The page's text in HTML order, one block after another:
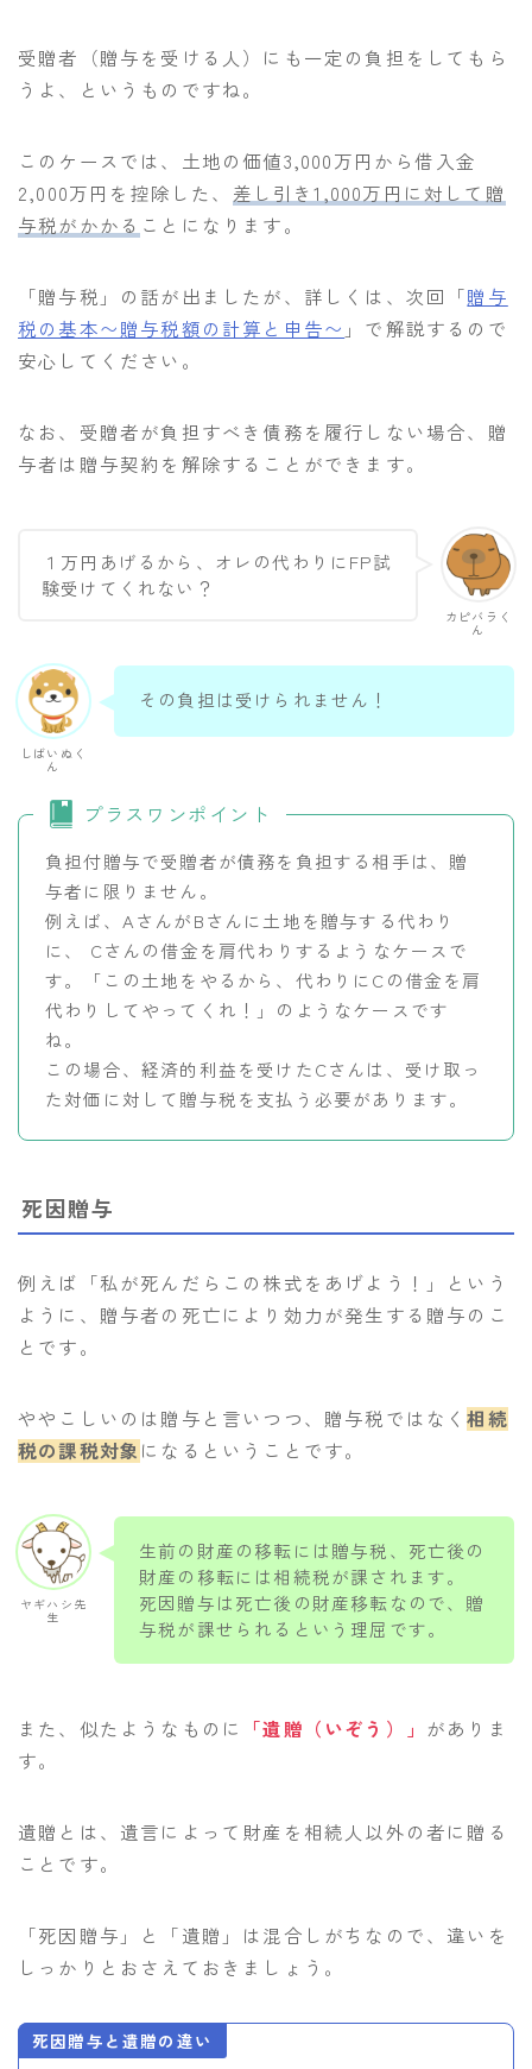
受贈者（贈与を受ける人）にも一定の負担をしてもら
うよ、というものですね。
このケースでは、土地の価値3,000万円から借入金
2,000万円を控除した、 差し引き1,000万円に対して贈
与税がかかる ことになります。
「贈与税」の話が出ましたが、詳しくは、次回「贈与
税の基本〜贈与税額の計算と申告〜 」で解説するので
安心してください。
なお、受贈者が負担すべき債務を履行しない場合、贈
与者は贈与契約を解除することができます。
カピバラく
ん
１万円あげるから、オレの代わりにFP試
験受けてくれない？
しばいぬく
ん
その負担は受けられません！
プラスワンポイント
負担付贈与で受贈者が債務を負担する相手は、贈
与者に限りません。
例えば、AさんがBさんに土地を贈与する代わり
に、 Cさんの借金を肩代わりするようなケースで
す。「この土地をやるから、代わりにCの借金を肩
代わりしてやってくれ！」のようなケースです
ね。
この場合、経済的利益を受けたCさんは、受け取っ
た対価に対して贈与税を支払う必要があります。
死因贈与
例えば「私が死んだらこの株式をあげよう！」という
ように、贈与者の死亡により効力が発生する贈与のこ
とです。
ややこしいのは贈与と言いつつ、贈与税ではなく相続
税の課税対象 になるということです。
ヤギハシ先
生
生前の財産の移転には贈与税、死亡後の
財産の移転には相続税が課されます。
死因贈与は死亡後の財産移転なので、贈
与税が課せられるという理屈です。
また、似たようなものに 「遺贈（いぞう）」 がありま
す。
遺贈とは、遺言によって財産を相続人以外の者に贈る
ことです。
「死因贈与」と「遺贈」は混合しがちなので、違いを
しっかりとおさえておきましょう。
死因贈与と遺贈の違い